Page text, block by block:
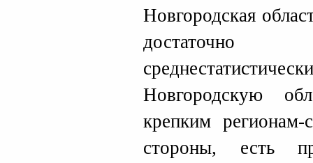
Новгородская
достаточно
Новгородскую
крепким
стороны, есть